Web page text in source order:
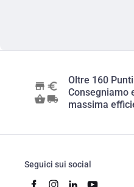
Oltre 160
Consegniamo
massima
Seguici sui social